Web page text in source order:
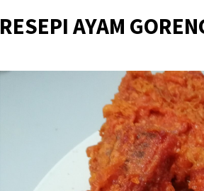
RESEPI AYAM